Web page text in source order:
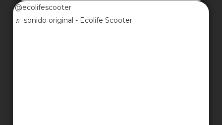
@ecolifescooter
♬ sonido original - Ecolife Scooter